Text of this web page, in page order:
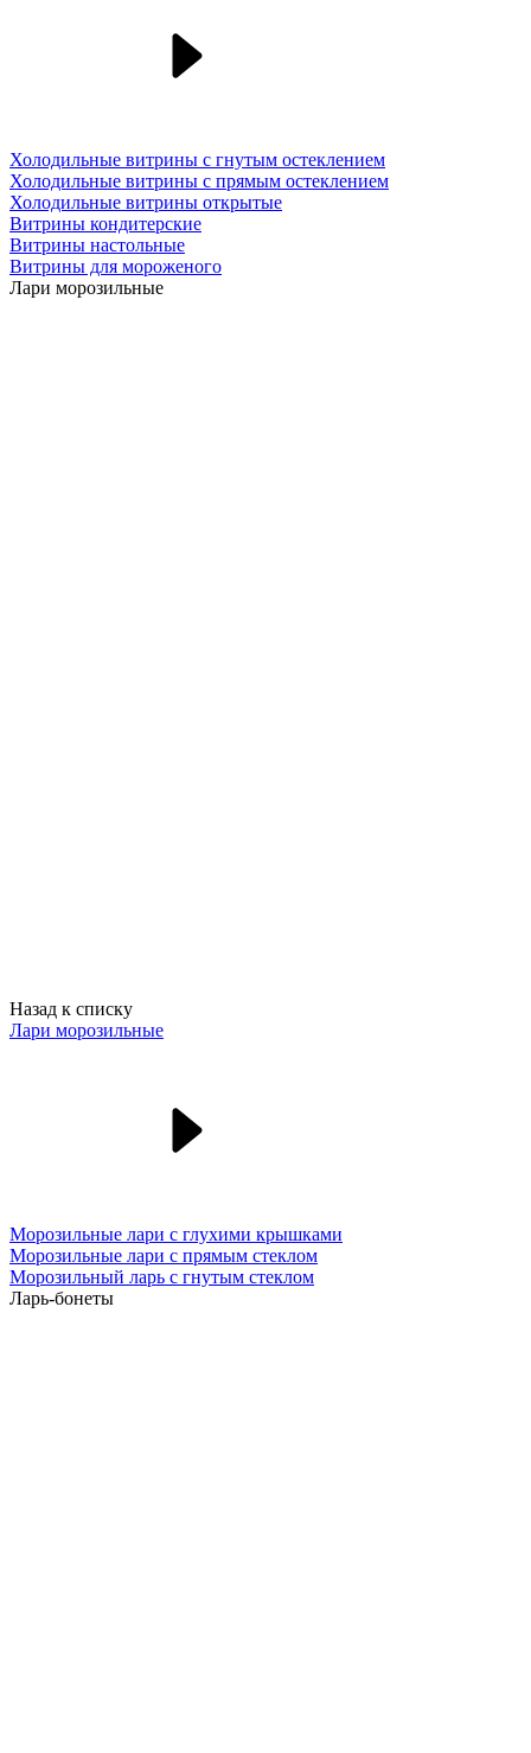
Холодильные витрины с гнутым остеклением
Холодильные витрины с прямым остеклением
Холодильные витрины открытые
Витрины кондитерские
Витрины настольные
Витрины для мороженого
Лари морозильные
Назад к списку
Лари морозильные
Морозильные лари с глухими крышками
Морозильные лари с прямым стеклом
Морозильный ларь с гнутым стеклом
Ларь-бонеты